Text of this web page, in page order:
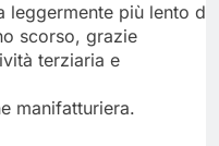
più lento di
scorso, grazie
terziaria e
manifatturiera.